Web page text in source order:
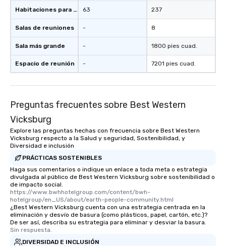
Habitaciones para huéspedes
Salas de reuniones
Sala más grande
Espacio de reunión
63
-
-
-
237
8
1800 pies cuad.
7201 pies cuad.
Preguntas frecuentes sobre Best Western
Vicksburg
Explore las preguntas hechas con frecuencia sobre Best Western
Vicksburg respecto a la Salud y seguridad, Sostenibilidad, y
Diversidad e inclusión
PRÁCTICAS SOSTENIBLES
Haga sus comentarios o indique un enlace a toda meta o estrategia
divulgada al público de Best Western Vicksburg sobre sostenibilidad o
de impacto social.
https://www.bwhhotelgroup.com/content/bwh-
hotelgroup/en_US/about/earth-people-community.html
¿Best Western Vicksburg cuenta con una estrategia centrada en la
eliminación y desvío de basura (como plásticos, papel, cartón, etc.)?
De ser así, describa su estrategia para eliminar y desviar la basura.
Sin respuesta.
DIVERSIDAD E INCLUSIÓN